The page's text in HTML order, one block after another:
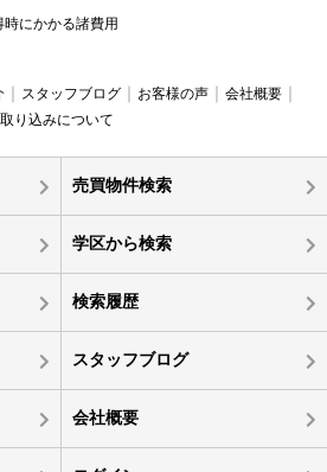
時にかかる諸費用
スタッフブログ お客様の声
会社概要
り込みについて
売買物件検索
学区から検索
検索履歴
スタッフブログ
会社概要